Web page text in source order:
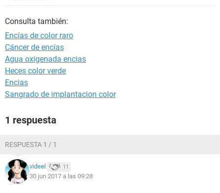
Consulta también:
Encías de color raro
Cáncer de encías
Agua oxigenada encias
Heces color verde
Encias
Sangrado de implantacion color
1 respuesta
RESPUESTA 1 / 1
videel 11
30 jun 2017 a las 09:28